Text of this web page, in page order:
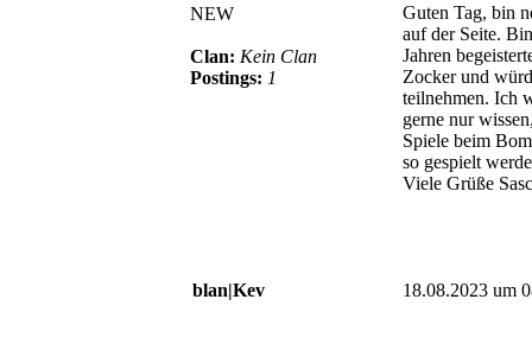
NEW
Clan: Kein Clan
Postings: 1
Guten Tag, bin
auf der Seite.
Jahren
Zocker und
teilnehmen. Ich
gerne nur
Spiele beim
so gespielt
Viele Grüße
blan|Kev 18.08.2023 um